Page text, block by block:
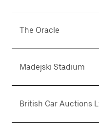
The Oracle
Madejski Stadium
British Car Auctions